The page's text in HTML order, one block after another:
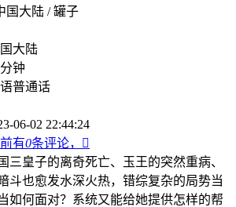
国大陆 / 罐子
大陆
钟
普通话
06-02 22:44:24
有0条评论，

三皇子的离奇死亡、玉王的突然重病、
斗也愈发水深火热，错综复杂的局势当
如何面对？系统又能给她提供怎样的帮